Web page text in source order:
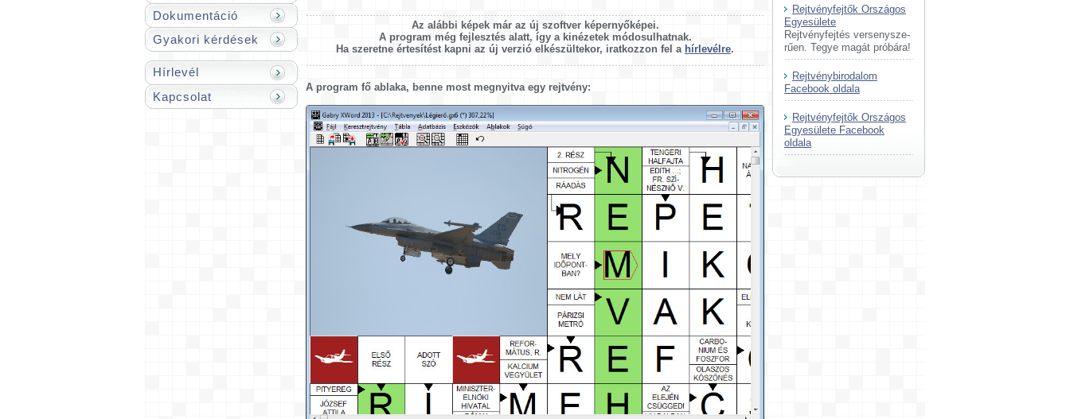
Dokumentáció
Gyakori kérdések
Hírlevél
Kapcsolat
Az alábbi képek már az új szoftver képernyőképei.
A program még fejlesztés alatt, így a kinézetek módosulhatnak.
Ha szeretne értesítést kapni az új verzió elkészültekor, iratkozzon fel a hírlevélre.
A program fő ablaka, benne most megnyitva egy rejtvény:
Rejtvényfejtők Országos
Egyesülete
Rejtvényfejtés ver­seny­sze­
rű­en. Tegye magát pró­bá­ra!
Rejtvénybirodalom
Facebook oldala
Rejtvényfejtők Országos
Egyesülete Facebook
oldala